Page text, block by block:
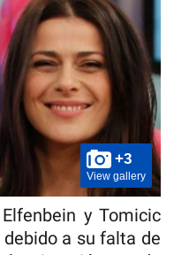
+3
View gallery
y Tomicic
a su falta de